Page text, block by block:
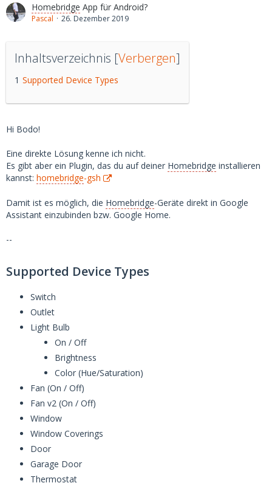
Homebridge App für Android?
Pascal 26. Dezember 2019
Inhaltsverzeichnis [Verbergen]
1 Supported Device Types
Hi Bodo!
Eine direkte Lösung kenne ich nicht.
Es gibt aber ein Plugin, das du auf deiner Homebridge installieren
kannst: homebridge-gsh
Damit ist es möglich, die Homebridge-Geräte direkt in Google
Assistant einzubinden bzw. Google Home.
--
Supported Device Types
Switch
Outlet
Light Bulb
On / Off
Brightness
Color (Hue/Saturation)
Fan (On / Off)
Fan v2 (On / Off)
Window
Window Coverings
Door
Garage Door
Thermostat